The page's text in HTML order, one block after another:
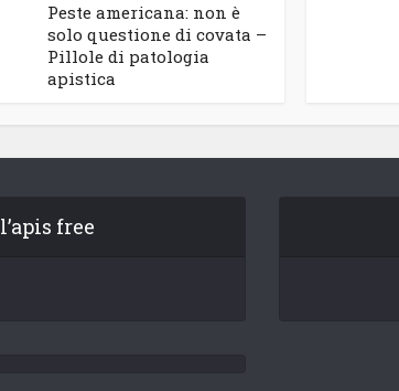
Peste americana: non è
solo questione di covata –
Pillole di patologia
apistica
l’apis free